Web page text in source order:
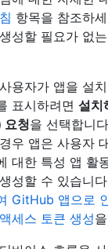
항목을 참조하
성할 필요가 없
용자가 앱을 설
표시하려면 설치
요청을 선택합니
우 앱은 사용자
대한 특성 앱 활
성할 수 있습니
GitHub 앱으로
세스 토큰 생성